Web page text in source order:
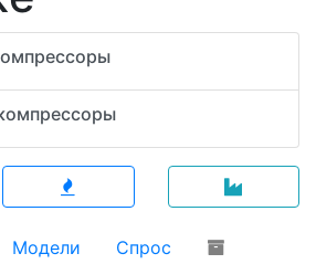
Модели
Спрос